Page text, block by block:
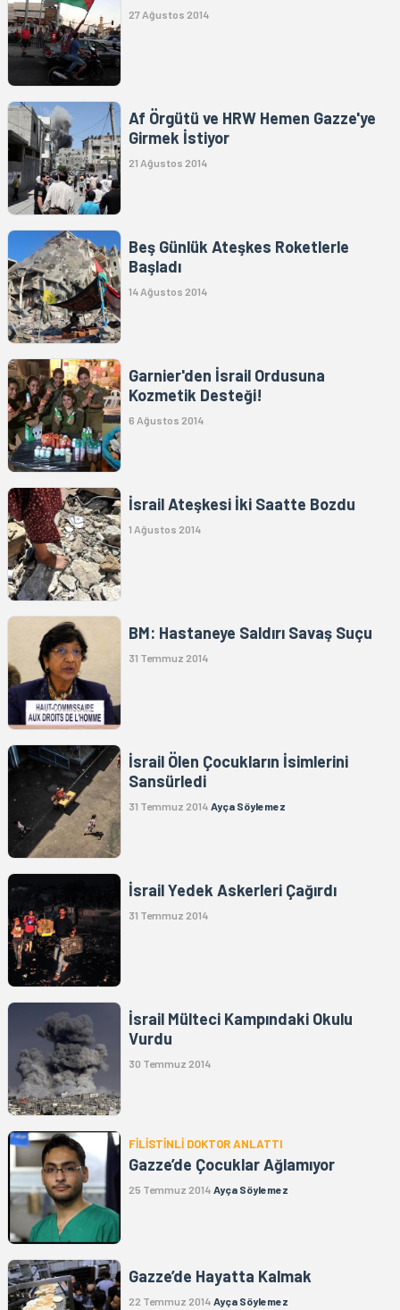
27 Ağustos 2014
Af Örgütü ve HRW Hemen Gazze'ye
Girmek İstiyor
21 Ağustos 2014
Beş Günlük Ateşkes Roketlerle
Başladı
14 Ağustos 2014
Garnier'den İsrail Ordusuna
Kozmetik Desteği!
6 Ağustos 2014
İsrail Ateşkesi İki Saatte Bozdu
1 Ağustos 2014
BM: Hastaneye Saldırı Savaş Suçu
31 Temmuz 2014
İsrail Ölen Çocukların İsimlerini
Sansürledi
31 Temmuz 2014 Ayça Söylemez
İsrail Yedek Askerleri Çağırdı
31 Temmuz 2014
İsrail Mülteci Kampındaki Okulu
Vurdu
30 Temmuz 2014
FİLİSTİNLİ DOKTOR ANLATTI
Gazze’de Çocuklar Ağlamıyor
25 Temmuz 2014 Ayça Söylemez
Gazze’de Hayatta Kalmak
22 Temmuz 2014 Ayça Söylemez